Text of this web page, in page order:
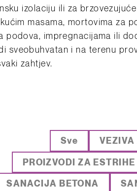
izolaciju ili za
masama, mortovima za
podova, impregnacijama ili
sveobuhvatan i na terenu
zahtjev.
Sve VEZIVA
PROIZVODI ZA ESTRIHE
SANACIJA BETONA